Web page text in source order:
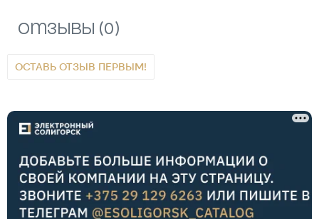
Отзывы (0)
ОСТАВЬ ОТЗЫВ ПЕРВЫМ!